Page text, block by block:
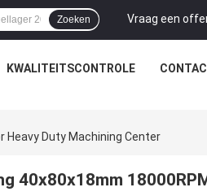
Vraag een
Zoeken
KWALITEITSCONTROLE
Heavy Duty Machining Center
40x80x18mm